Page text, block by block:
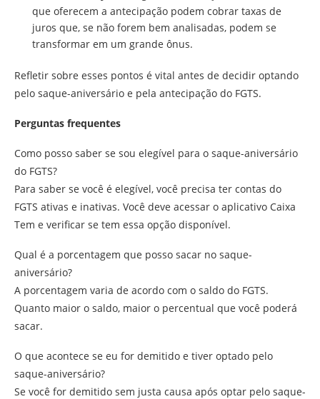
que oferecem a antecipação podem cobrar taxas de
juros que, se não forem bem analisadas, podem se
transformar em um grande ônus.
Refletir sobre esses pontos é vital antes de decidir optando
pelo saque-aniversário e pela antecipação do FGTS.
Perguntas frequentes
Como posso saber se sou elegível para o saque-aniversário
do FGTS?
Para saber se você é elegível, você precisa ter contas do
FGTS ativas e inativas. Você deve acessar o aplicativo Caixa
Tem e verificar se tem essa opção disponível.
Qual é a porcentagem que posso sacar no saque-
aniversário?
A porcentagem varia de acordo com o saldo do FGTS.
Quanto maior o saldo, maior o percentual que você poderá
sacar.
O que acontece se eu for demitido e tiver optado pelo
saque-aniversário?
Se você for demitido sem justa causa após optar pelo saque-